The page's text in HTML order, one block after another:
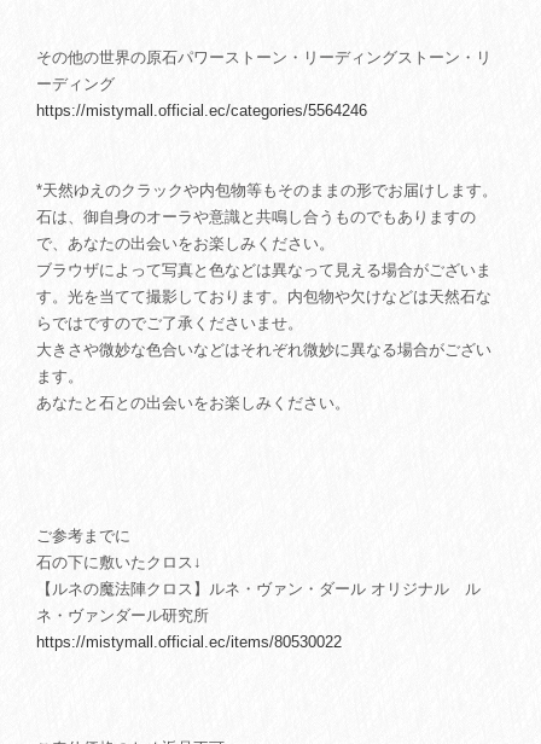
その他の世界の原石パワーストーン・リーディングストーン・リ
ーディング
https://mistymall.official.ec/categories/5564246
*天然ゆえのクラックや内包物等もそのままの形でお届けします。
石は、御自身のオーラや意識と共鳴し合うものでもありますの
で、あなたの出会いをお楽しみください。
ブラウザによって写真と色などは異なって見える場合がございま
す。光を当てて撮影しております。内包物や欠けなどは天然石な
らではですのでご了承くださいませ。
大きさや微妙な色合いなどはそれぞれ微妙に異なる場合がござい
ます。
あなたと石との出会いをお楽しみください。
ご参考までに
石の下に敷いたクロス↓
【ルネの魔法陣クロス】ルネ・ヴァン・ダール オリジナル ル
ネ・ヴァンダール研究所
https://mistymall.official.ec/items/80530022